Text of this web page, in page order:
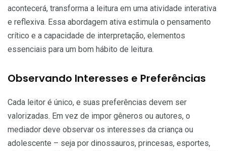
acontecerá, transforma a leitura em uma atividade interativa
e reflexiva. Essa abordagem ativa estimula o pensamento
crítico e a capacidade de interpretação, elementos
essenciais para um bom hábito de leitura.
Observando Interesses e Preferências
Cada leitor é único, e suas preferências devem ser
valorizadas. Em vez de impor gêneros ou autores, o
mediador deve observar os interesses da criança ou
adolescente – seja por dinossauros, princesas, esportes,